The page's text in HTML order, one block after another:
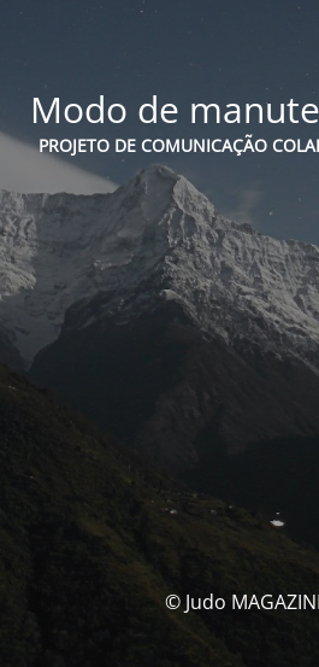
Modo de
PROJETO DE COMUNICAÇÃO
© Judo